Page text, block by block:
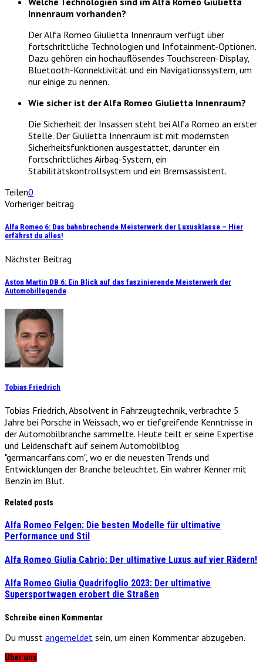
Innenraum vorhanden?
Der Alfa Romeo Giulietta Innenraum verfügt über
fortschrittliche Technologien und Infotainment-Optionen.
Dazu gehören ein hochauflösendes Touchscreen-Display,
Bluetooth-Konnektivität und ein Navigationssystem, um
nur einige zu nennen.
Wie sicher ist der Alfa Romeo Giulietta Innenraum?
Die Sicherheit der Insassen steht bei Alfa Romeo an erster
Stelle. Der Giulietta Innenraum ist mit modernsten
Sicherheitsfunktionen ausgestattet, darunter ein
fortschrittliches Airbag-System, ein
Stabilitätskontrollsystem und ein Bremsassistent.
Teilen0
Vorheriger beitrag
Alfa Romeo 6: Das bahnbrechende Meisterwerk der Luxusklasse – Hier
erfährst du alles!
Nächster Beitrag
Aston Martin DB 6: Ein Blick auf das faszinierende Meisterwerk der
Automobillegende
Tobias Friedrich
Tobias Friedrich, Absolvent in Fahrzeugtechnik, verbrachte 5
Jahre bei Porsche in Weissach, wo er tiefgreifende Kenntnisse in
der Automobilbranche sammelte. Heute teilt er seine Expertise
und Leidenschaft auf seinem Automobilblog
"germancarfans.com", wo er die neuesten Trends und
Entwicklungen der Branche beleuchtet. Ein wahrer Kenner mit
Benzin im Blut.
Related posts
Alfa Romeo Felgen: Die besten Modelle für ultimative
Performance und Stil
Alfa Romeo Giulia Cabrio: Der ultimative Luxus auf vier Rädern!
Alfa Romeo Giulia Quadrifoglio 2023: Der ultimative
Supersportwagen erobert die Straßen
Schreibe einen Kommentar
Du musst angemeldet sein, um einen Kommentar abzugeben.
Über uns